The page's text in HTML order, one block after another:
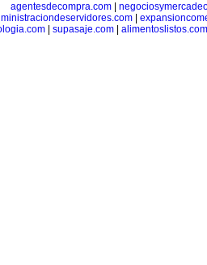
agentesdecompra.com|
supasaje.com alimentoslistos.com